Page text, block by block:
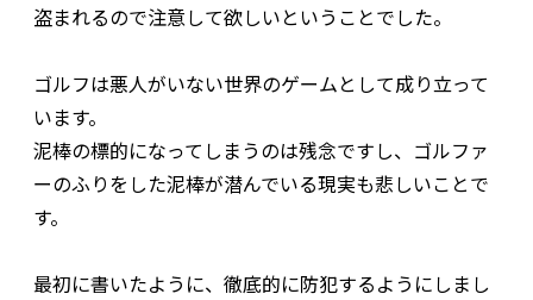
盗まれるので注意して欲しいということでした。
ゴルフは悪人がいない世界のゲームとして成り立って
います。
泥棒の標的になってしまうのは残念ですし、ゴルファ
ーのふりをした泥棒が潜んでいる現実も悲しいことで
す。
最初に書いたように、徹底的に防犯するようにしまし